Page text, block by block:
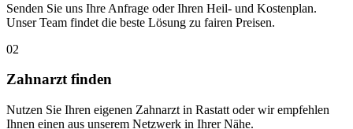
Senden Sie uns Ihre Anfrage oder Ihren Heil- und Kostenplan.
Unser Team findet die beste Lösung zu fairen Preisen.
02
Zahnarzt finden
Nutzen Sie Ihren eigenen Zahnarzt in Rastatt oder wir empfehlen
Ihnen einen aus unserem Netzwerk in Ihrer Nähe.